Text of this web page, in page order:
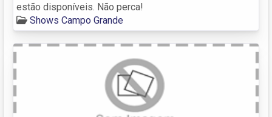
estão disponíveis. Não perca!
Shows Campo Grande